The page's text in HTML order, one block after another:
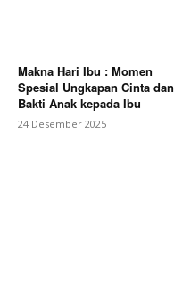
Makna Hari Ibu : Momen
Spesial Ungkapan Cinta dan
Bakti Anak kepada Ibu
24 Desember 2025